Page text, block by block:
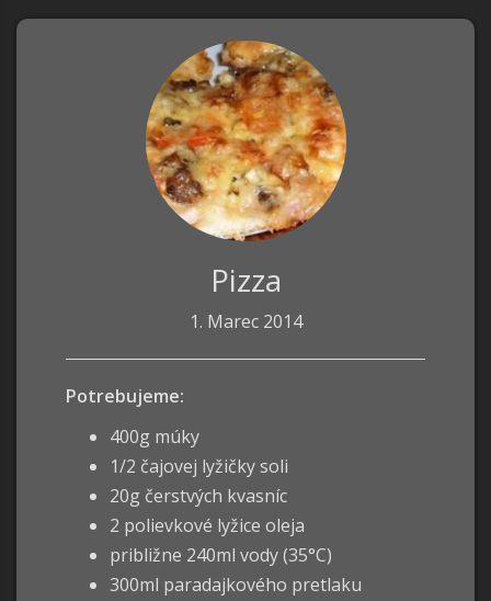
Pizza
1. Marec 2014
Potrebujeme:
400g múky
1/2 čajovej lyžičky soli
20g čerstvých kvasníc
2 polievkové lyžice oleja
približne 240ml vody (35°C)
300ml paradajkového pretlaku